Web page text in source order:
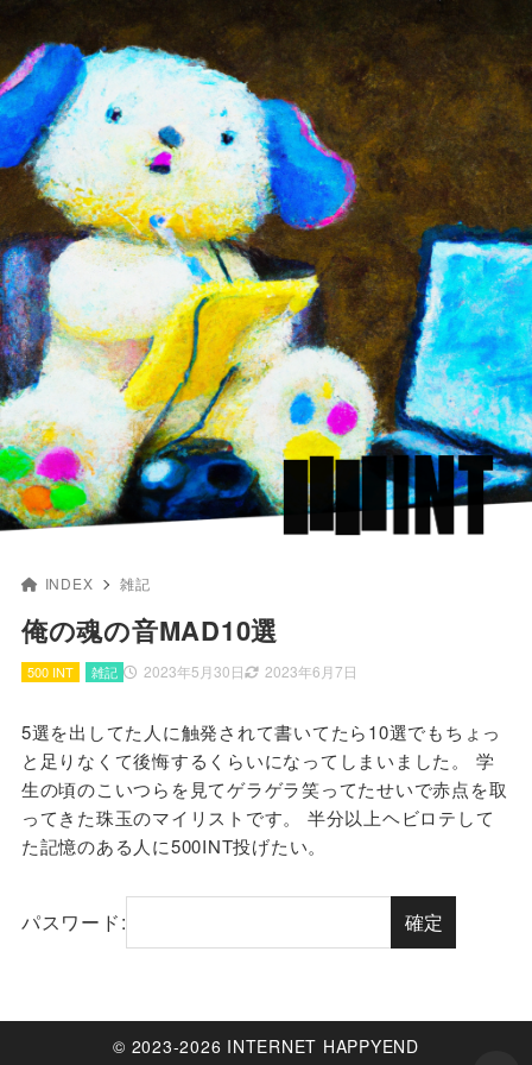
INDEX 雑記
俺の魂の音MAD10選
500 INT 2023年5月30日 2023年6月7日
雑記
5選を出してた人に触発されて書いてたら10選でもちょっ
と足りなくて後悔するくらいになってしまいました。 学
生の頃のこいつらを見てゲラゲラ笑ってたせいで赤点を取
ってきた珠玉のマイリストです。 半分以上ヘビロテして
た記憶のある人に500INT投げたい。
パスワード:
© 2023-2026 INTERNET HAPPYEND